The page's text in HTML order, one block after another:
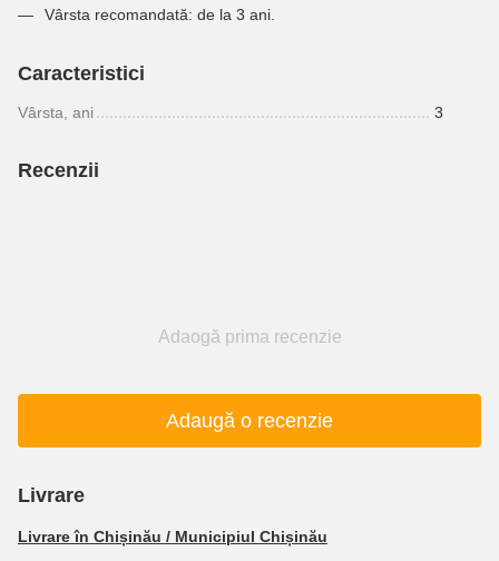
Vârsta recomandată: de la 3 ani.
Caracteristici
Vârsta, ani 3
Recenzii
Adaogă prima recenzie
Adaugă o recenzie
Livrare
Livrare în Chișinău / Municipiul Chișinău